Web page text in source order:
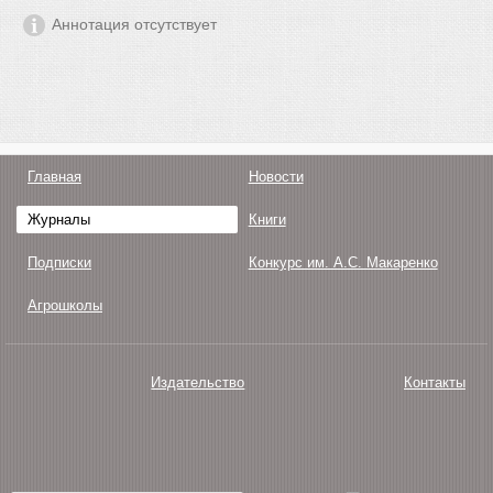
Аннотация отсутствует
Главная Новости
Журналы Книги
Подписки Конкурс им. А.С. Макаренко
Агрошколы
Издательство Контакты